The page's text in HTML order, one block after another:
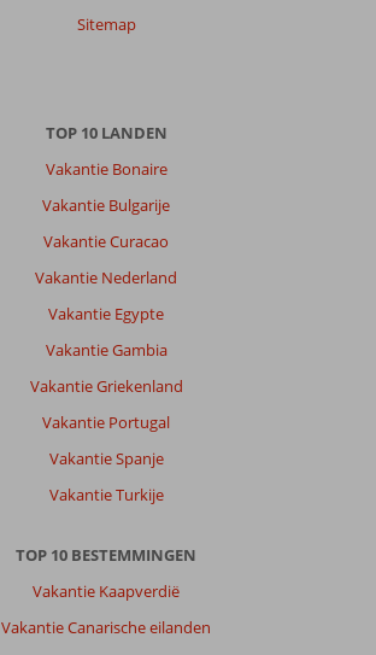
Sitemap
TOP 10 LANDEN
Vakantie Bonaire
Vakantie Bulgarije
Vakantie Curacao
Vakantie Nederland
Vakantie Egypte
Vakantie Gambia
Vakantie Griekenland
Vakantie Portugal
Vakantie Spanje
Vakantie Turkije
TOP 10 BESTEMMINGEN
Vakantie Kaapverdië
Vakantie Canarische eilanden